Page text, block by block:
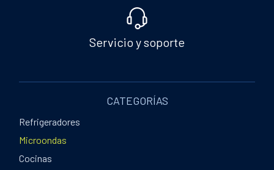
Servicio y soporte
CATEGORÍAS
Refrigeradores
Microondas
Cocinas